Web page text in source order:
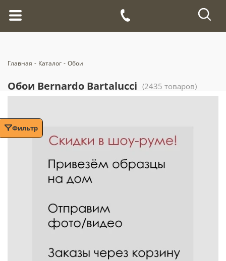
Главная - Каталог - Обои
Обои Bernardo Bartalucci (2435 товаров)
Фильтр